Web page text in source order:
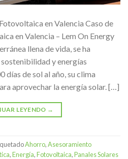
en Valencia Caso de
en Valencia – Lem On Energy
llena de vida, se ha
y energías
días de sol al año, su clima
aprovechar la energía solar. […]
LEYENDO →
Ahorro,Asesoramiento
,Energía,Fotovoltaica,Panales Solares